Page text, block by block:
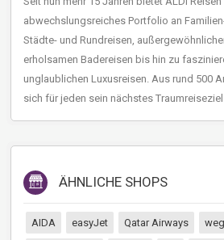
abwechslungsreiches Portfolio an
Städte- und Rundreisen,
erholsamen Badereisen bis hin zu
unglaublichen Luxusreisen. Aus rund 500
sich für jeden sein nächstes Traumreiseziel
ÄHNLICHE SHOPS
AIDA easyJet Qatar Airways